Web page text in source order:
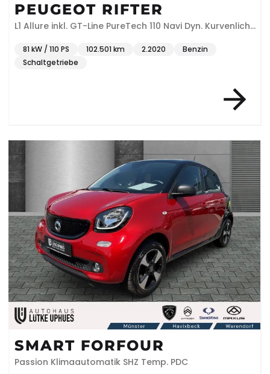
PEUGEOT RIFTER
L1 Allure inkl. GT-Line PureTech 110 Navi Dyn. Kurvenlicht
81 kW / 110 PS 102.501 km 2.2020
Benzin
Schaltgetriebe
SMART FORFOUR
Passion Klimaautomatik SHZ Temp. PDC